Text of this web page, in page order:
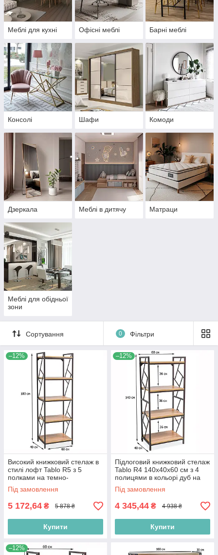
Меблі для кухні Офісні меблі Барні меблі
Консолі Шафи Комоди
Дзеркала Меблі в дитячу Матраци
Меблі для обідньої
зони
Сортування 0 Фільтри
–12%
Високий книжковий стелаж в
стилі лофт Tablo R5 з 5
полками на темно-
коричневому каркасі для
вітальні
Під замовлення
5 172,64 ₴ 5 878 ₴
Купити
–12%
Підлоговий книжковий стелаж
Tablo R4 140х40х60 см з 4
полицями в кольорі дуб на
темно-коричневому каркасі
Під замовлення
4 345,44 ₴ 4 938 ₴
Купити
–12%